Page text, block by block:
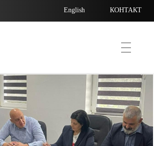
English КОНТАКТ